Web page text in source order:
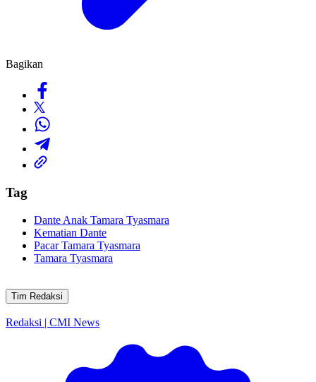
Bagikan
Tag
Dante Anak Tamara Tyasmara
Kematian Dante
Pacar Tamara Tyasmara
Tamara Tyasmara
Tim Redaksi
Redaksi | CMI News